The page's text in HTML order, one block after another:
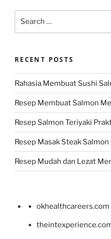
RECENT POSTS
Rahasia Membuat Sushi
Resep Membuat Salmon
Resep Salmon Teriyaki
Resep Masak Steak
Resep Mudah dan Lezat
okhealthcareers.com